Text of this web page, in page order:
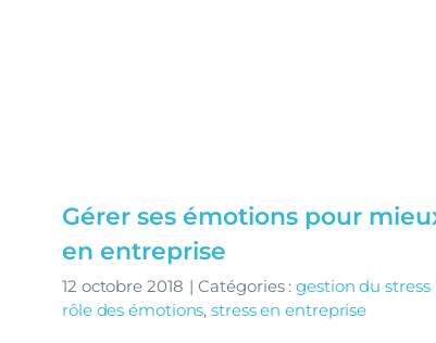
Gérer ses émotions pour
en entreprise
12 octobre 2018 | Catégories :gestion du stress
rôle des émotions,stress en entreprise